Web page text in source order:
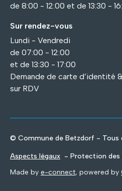
de 8:00 - 12:00 et de 13:30 -
Sur rendez-vous
Lundi - Vendredi
de 07:00 - 12:00
et de 13:30 - 17:00
Demande de carte d’identité
sur RDV
© Commune de Betzdorf - Tous
Aspects légaux - Protection des
Made by e-connect, powered by